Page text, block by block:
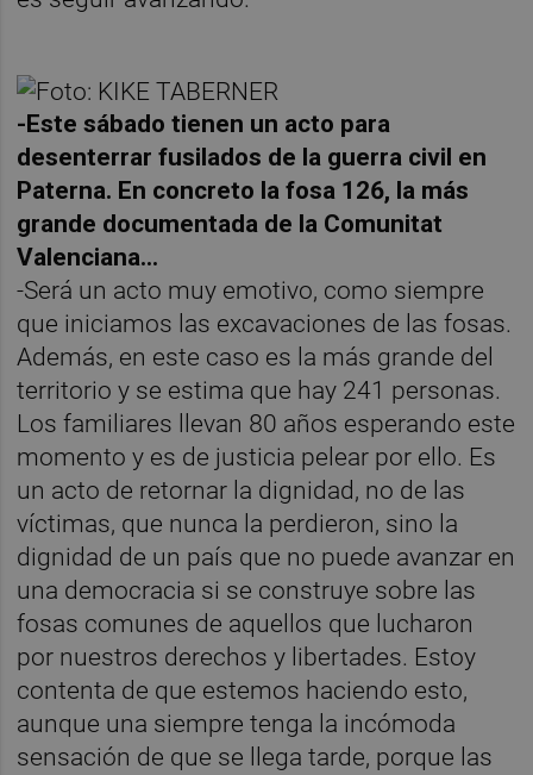
-Este sábado tienen un acto para
desenterrar fusilados de la guerra civil en
Paterna. En concreto la fosa 126, la más
grande documentada de la Comunitat
Valenciana...
-Será un acto muy emotivo, como siempre
que iniciamos las excavaciones de las fosas.
Además, en este caso es la más grande del
territorio y se estima que hay 241 personas.
Los familiares llevan 80 años esperando este
momento y es de justicia pelear por ello. Es
un acto de retornar la dignidad, no de las
víctimas, que nunca la perdieron, sino la
dignidad de un país que no puede avanzar en
una democracia si se construye sobre las
fosas comunes de aquellos que lucharon
por nuestros derechos y libertades. Estoy
contenta de que estemos haciendo esto,
aunque una siempre tenga la incómoda
sensación de que se llega tarde, porque las